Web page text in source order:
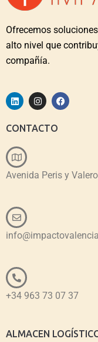
Ofrecemos
alto nivel que
compañía.
CONTACTO
Avenida Peris y
+34 963 73 07 37
ALMACEN